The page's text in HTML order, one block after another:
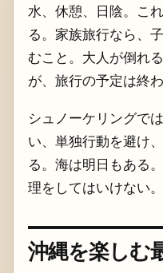
水、休憩、日陰。こ
る。家族旅行なら、
むこと。大人が倒れ
が、旅行の予定は終わ
シュノーケリングで
い、単独行動を避け
る。海は明日もある
理をしてはいけない。
沖縄を楽しむ